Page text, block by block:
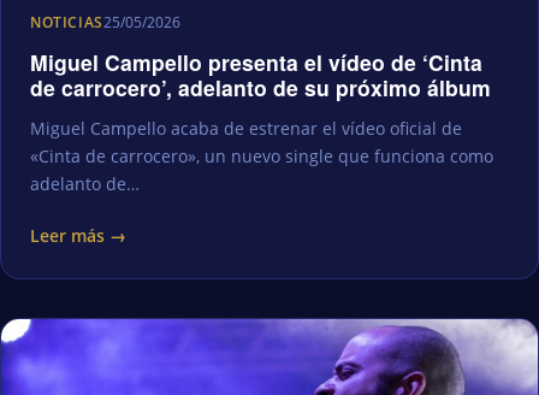
NOTICIAS25/05/2026
Miguel Campello presenta el vídeo de ‘Cinta
de carrocero’, adelanto de su próximo álbum
Miguel Campello acaba de estrenar el vídeo oficial de
«Cinta de carrocero», un nuevo single que funciona como
adelanto de…
Leer más →